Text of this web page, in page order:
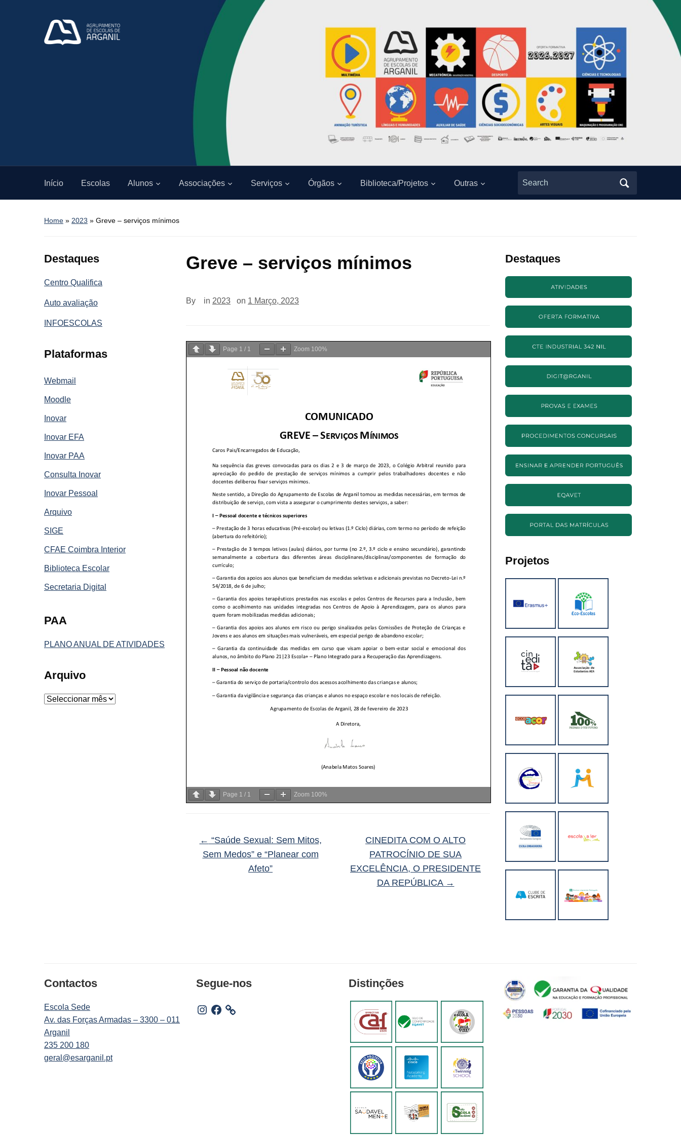
Início Escolas Alunos Associações Serviços Órgãos Biblioteca/Projetos Outras
Search
for:
Home » 2023 » Greve – serviços mínimos
Destaques
Centro Qualifica
Auto avaliação
INFOESCOLAS
Plataformas
Webmail
Moodle
Inovar
Inovar EFA
Inovar PAA
Consulta Inovar
Inovar Pessoal
Arquivo
SIGE
CFAE Coimbra Interior
Biblioteca Escolar
Secretaria Digital
PAA
PLANO ANUAL DE ATIVIDADES
Arquivo
Arquivo
Greve – serviços mínimos
By in 2023 on 1 Março, 2023
Page 1 / 1 Zoom 100%
Page 1 / 1 Zoom 100%
← “Saúde Sexual: Sem Mitos,
Sem Medos” e “Planear com
Afeto”
CINEDITA COM O ALTO
PATROCÍNIO DE SUA
EXCELÊNCIA, O PRESIDENTE
DA REPÚBLICA →
Destaques
Projetos
Contactos
Escola Sede
Av. das Forças Armadas – 3300 – 011
Arganil
235 200 180
geral@esarganil.pt
Segue-nos
Instagram
Facebook
Distinções